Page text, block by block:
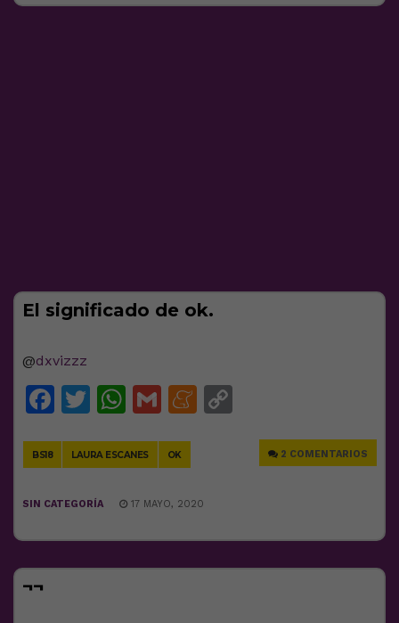
El significado de ok.
@dxvizzz
Facebook
Twitter
WhatsApp
GmailMeneame
BS18 LAURA ESCANES OK 2 COMENTARIOS
SIN CATEGORÍA 17 MAYO, 2020
¬¬